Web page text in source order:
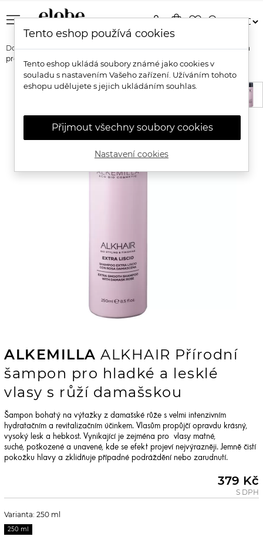
menu shopping_bagfavorite_bordersearch
person
Domů Značky Alkemilla
Alkemilla ALKHAIR Přírodní šampon
pro hladké a lesklé vlasy s růží damašskou
ALKEMILLA ALKHAIR Přírodní
šampon pro hladké a lesklé
vlasy s růží damašskou
Šampon bohatý na výtažky z damašské růže s velmi intenzivním
hydratačním a revitalizačním účinkem. Vlasům propůjčí opravdu krásný,
vysoký lesk a hebkost. Vynikající je zejména pro vlasy matné,
suché, poškozené a unavené, kde se efekt projeví nejvýrazněji. Jemně čistí
pokožku hlavy a zklidňuje případné podráždění nebo zarudnutí.
379 Kč
S DPH
Varianta: 250 ml
250 ml
Tento eshop používá cookies
Tento eshop ukládá soubory známé jako cookies v
souladu s nastavením Vašeho zařízení. Užíváním tohoto
eshopu udělujete s jejich ukládáním souhlas.
Přijmout všechny soubory cookies
Nastavení cookies